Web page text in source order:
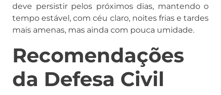
deve persistir pelos próximos dias, mantendo o
tempo estável, com céu claro, noites frias e tardes
mais amenas, mas ainda com pouca umidade.
Recomendações
da Defesa Civil